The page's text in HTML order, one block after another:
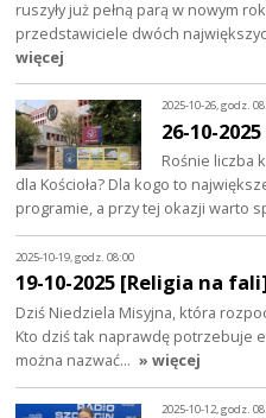
ruszyły już pełną parą w nowym
przedstawiciele dwóch
więcej
2025-10-26, godz.
26-10-
Rośnie liczba
dla Kościoła? Dla kogo to
programie, a przy tej okazji warto
2025-10-19, godz. 08:00
19-10-2025 [Religia na
Dziś Niedziela Misyjna, która
Kto dziś tak naprawdę potrzebuje
można nazwać… » więcej
2025-10-12, godz.